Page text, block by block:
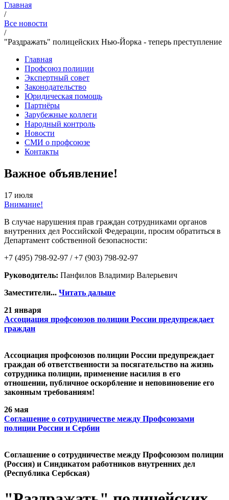
Главная
/
Все новости
/
"Раздражать" полицейских Нью-Йорка - теперь преступление
Главная
Профсоюз полиции
Экспертный совет
Законодательство
Юридическая помощь
Партнёры
Зарубежные коллеги
Народный контроль
Новости
СМИ о профсоюзе
Контакты
Важное объявление!
17 июля
Внимание!
В случае нарушения прав граждан сотрудниками органов
внутренних дел Российской Федерации, просим обратиться в
Департамент собственной безопасности:
+7 (495) 798-92-97 / +7 (903) 798-92-97
Руководитель: Панфилов Владимир Валерьевич
Заместители... Читать дальше
21 января
Ассоциация профсоюзов полиции России предупреждает
граждан
Ассоциация профсоюзов полиции России предупреждает
граждан об ответственности за посягательство на жизнь
сотрудника полиции, применение насилия в его
отношении, публичное оскорбление и неповиновение его
законным требованиям!
26 мая
Cоглашение о сотрудничестве между Профсоюзами
полиции России и Сербии
Cоглашение о сотрудничестве между Профсоюзом полиции
(Россия) и Синдикатом работников внутренних дел
(Республика Сербская)